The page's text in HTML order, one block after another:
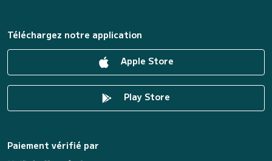
Téléchargez notre application
Apple Store
Play Store
Paiement vérifié par